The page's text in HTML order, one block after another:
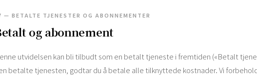
— BETALTE TJENESTER OG ABONNEMENTER
og abonnement
utvidelsen kan bli tilbudt som en betalt tjeneste i fremtiden («Betalt
betalte tjenesten, godtar du å betale alle tilknyttede kostnader. Vi